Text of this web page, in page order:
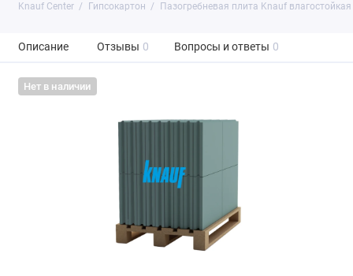
Knauf Center Гипсокартон Пазогребневая плита Knauf
Описание Отзывы 0 Вопросы и ответы 0
Нет в наличии